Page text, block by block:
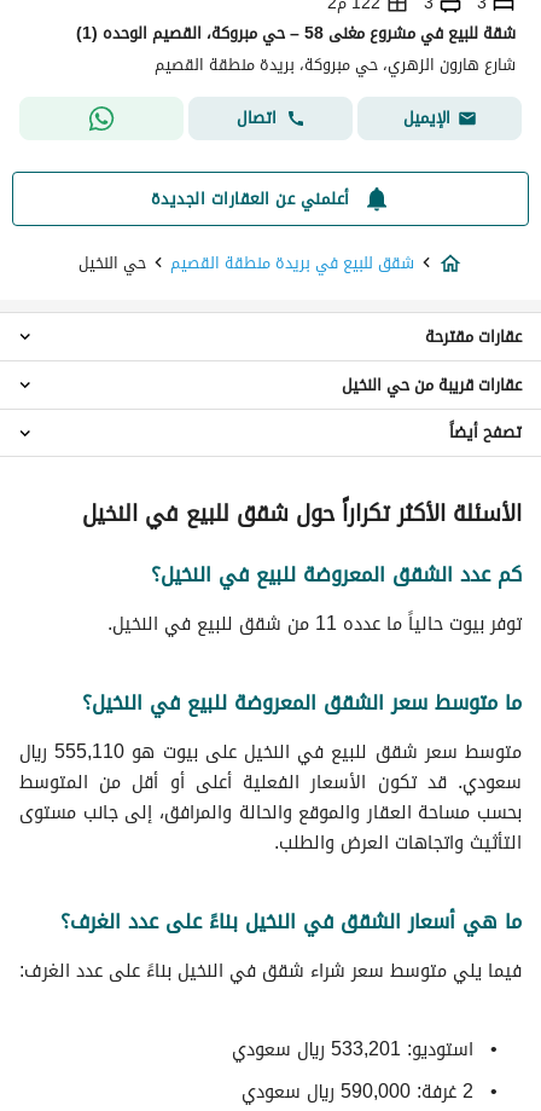
شقة للبيع في مشروع مغنى 58 – حي مبروكة، القصيم الوحده (1)
شارع هارون الزهري، حي مبروكة، بريدة منطقة القصيم
الإيميل
اتصال
أعلمني عن العقارات الجديدة
شقق للبيع في بريدة منطقة القصيم
حي النخيل
استوديو للبيع في حي النخيل
شقق 2 غرفة نوم للبيع في حي النخيل
شقق 3 غرف نوم للبيع في حي النخيل
ادوار للبيع في حي النخيل
فلل للبيع في حي النخيل
استراحات للبيع في حي النخيل
عمائر سكنية للبيع في حي النخيل
عقارات مقترحة
شقق حي الروضة
شقق حي الريان
شقق حي الرحاب
شقق حي الإزدهار
شقق حي رواق الغربي
شقق حي النهضة
شقق حي الجزيرة
شقق حي الورود
عقارات قريبة من حي النخيل
شقق للايجار في حي النخيل
تصفح أيضاً
الأسئلة الأكثر تكراراً حول شقق للبيع في النخيل
كم عدد الشقق المعروضة للبيع في النخيل؟
توفر بيوت حالياً ما عدده 11 من شقق للبيع في النخيل.
ما متوسط سعر الشقق المعروضة للبيع في النخيل؟
متوسط سعر شقق للبيع في النخيل على بيوت هو 555,110 ريال
سعودي. قد تكون الأسعار الفعلية أعلى أو أقل من المتوسط
بحسب مساحة العقار والموقع والحالة والمرافق، إلى جانب مستوى
التأثيث واتجاهات العرض والطلب.
ما هي أسعار الشقق في النخيل بناءً على عدد الغرف؟
فيما يلي متوسط ​​سعر شراء شقق في النخيل بناءً على عدد الغرف:
استوديو: 533,201 ريال سعودي
2 غرفة: 590,000 ريال سعودي